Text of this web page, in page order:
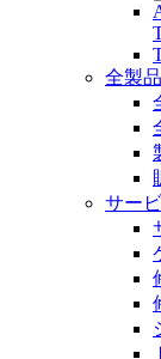
全製品
サー